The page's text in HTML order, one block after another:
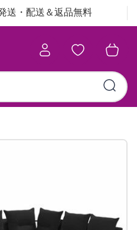
送・配送＆返品無料